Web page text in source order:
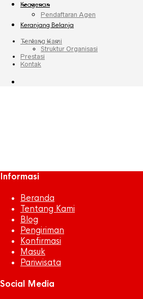
Keagenan
Pendaftaran Agen
Keranjang Belanja
Tentang Kami
Struktur Organisasi
Prestasi
Kontak
Informasi
Beranda
Tentang Kami
Blog
Pengiriman
Konfirmasi
Masuk
Pariwisata
Social Media